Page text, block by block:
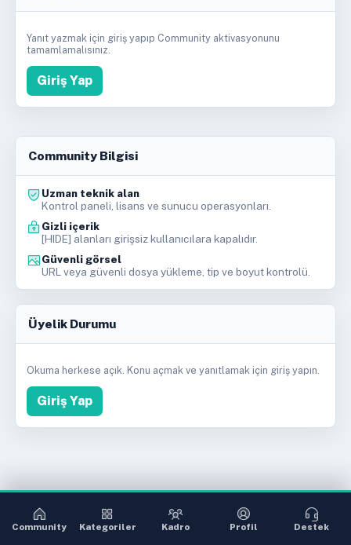
Community Kategoriler Kadro Profil Destek
Yanıt yazmak için giriş yapıp Community aktivasyonunu
tamamlamalısınız.
Giriş Yap
Community Bilgisi
Uzman teknik alan
Kontrol paneli, lisans ve sunucu operasyonları.
Gizli içerik
[HIDE] alanları girişsiz kullanıcılara kapalıdır.
Güvenli görsel
URL veya güvenli dosya yükleme, tip ve boyut kontrolü.
Üyelik Durumu
Okuma herkese açık. Konu açmak ve yanıtlamak için giriş yapın.
Giriş Yap